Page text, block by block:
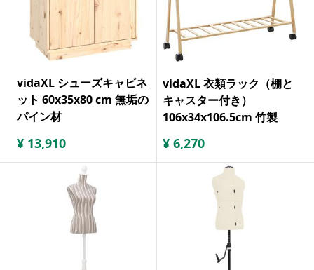
vidaXL シューズキャビネ
ット 60x35x80 cm 無垢の
パイン材
¥ 13,910
vidaXL 衣類ラック（棚と
キャスター付き）
106x34x106.5cm 竹製
¥ 6,270